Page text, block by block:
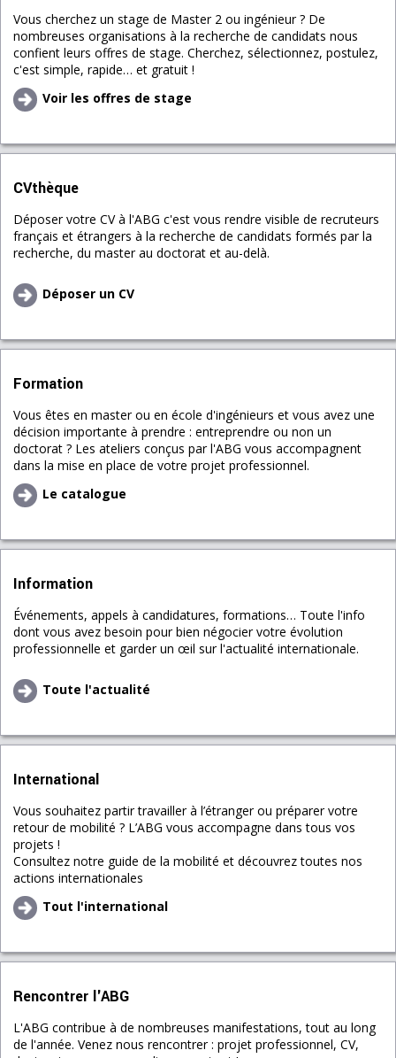
Vous cherchez un stage de Master 2 ou ingénieur ? De
nombreuses organisations à la recherche de candidats nous
confient leurs offres de stage. Cherchez, sélectionnez, postulez,
c'est simple, rapide… et gratuit !
Voir les offres de stage
CVthèque
Déposer votre CV à l'ABG c'est vous rendre visible de recruteurs
français et étrangers à la recherche de candidats formés par la
recherche, du master au doctorat et au-delà.
Déposer un CV
Formation
Vous êtes en master ou en école d'ingénieurs et vous avez une
décision importante à prendre : entreprendre ou non un
doctorat ? Les ateliers conçus par l'ABG vous accompagnent
dans la mise en place de votre projet professionnel.
Le catalogue
Information
Événements, appels à candidatures, formations… Toute l'info
dont vous avez besoin pour bien négocier votre évolution
professionnelle et garder un œil sur l'actualité internationale.
Toute l'actualité
International
Vous souhaitez partir travailler à l’étranger ou préparer votre
retour de mobilité ? L’ABG vous accompagne dans tous vos
projets !
Consultez notre guide de la mobilité et découvrez toutes nos
actions internationales
Tout l'international
Rencontrer l'ABG
L'ABG contribue à de nombreuses manifestations, tout au long
de l'année. Venez nous rencontrer : projet professionnel, CV,